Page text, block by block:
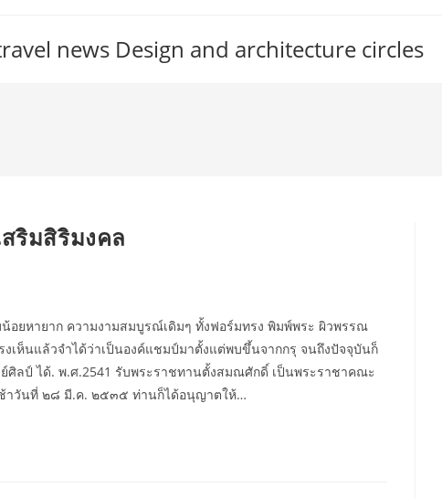
news Design and architecture circles
ริมสิริมงคล
อยหายาก ความงามสมบูรณ์เดิมๆ ทั้งฟอร์มทรง พิมพ์พระ ผิวพรรณ
เห็นแล้วจำได้ว่าเป็นองค์แชมป์มาตั้งแต่พบขึ้นจากกรุ จนถึงปัจจุบันก็
ย์ศิลป์ ได้. พ.ศ.2541 รับพระราชทานตั้งสมณศักดิ์ เป็นพระราชาคณะ
าวันที่ ๒๘ มี.ค. ๒๕๓๕ ท่านก็ได้อนุญาตให้…